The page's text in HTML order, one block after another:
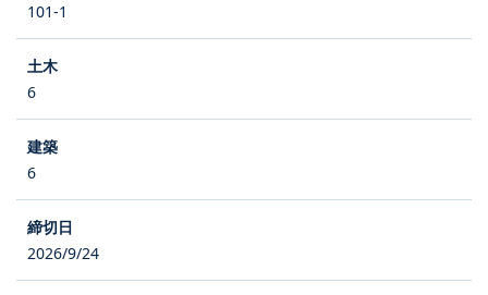
101-1
6
6
2026/9/24